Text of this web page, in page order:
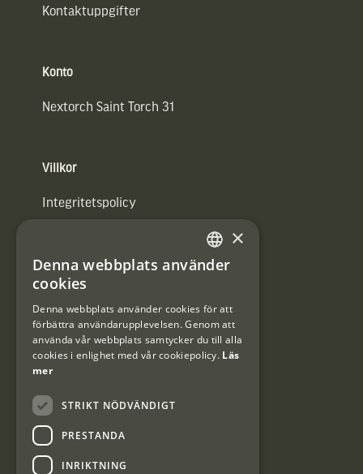
Kontaktuppgifter
Konto
Nextorch Saint Torch 31
Villkor
Integritetspolicy
#Interjaktfamily
Kundklubb
Information om kundklubben.
SWEDISH
×
Denna webbplats använder
cookies
Denna webbplats använder cookies för att
förbättra användarupplevelsen. Genom att
använda vår webbplats samtycker du till alla
cookies i enlighet med vår cookiepolicy. Läs
mer
STRIKT NÖDVÄNDIGT
PRESTANDA
INRIKTNING